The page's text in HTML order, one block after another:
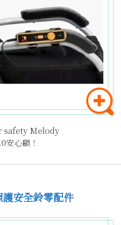
safety Melody
安心顧！
安全鈴零配件